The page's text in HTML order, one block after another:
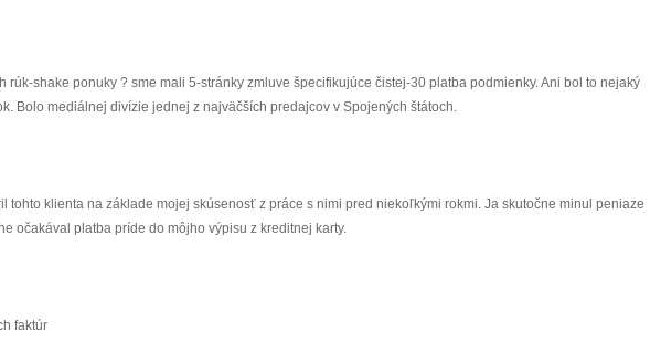
rúk-shake ponuky ? sme mali 5-stránky zmluve špecifikujúce čistej-30 platba podmienky. Ani bol to nejaký
Bolo mediálnej divízie jednej z najväčších predajcov v Spojených štátoch.
tohto klienta na základe mojej skúsenosť z práce s nimi pred niekoľkými rokmi. Ja skutočne minul peniaze
očakával platba príde do môjho výpisu z kreditnej karty.
faktúr